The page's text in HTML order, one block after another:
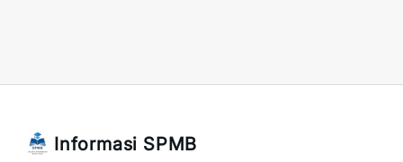
Informasi SPMB